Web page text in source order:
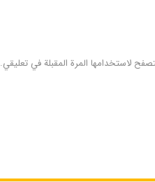
لاستخدامها المرة المقبلة في تعليقي.